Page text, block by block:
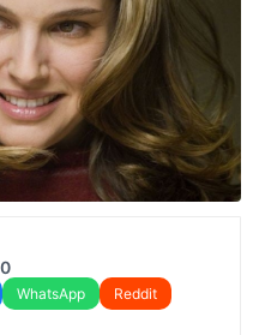
WhatsApp
Reddit